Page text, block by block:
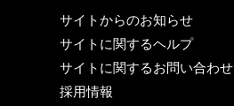
サイトからのお知らせ
サイトに関するヘルプ
サイトに関するお問い合わせ
採用情報